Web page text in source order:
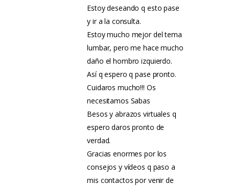
Estoy deseando q esto pase
y ir a la consulta.
Estoy mucho mejor del tema
lumbar, pero me hace mucho
daño el hombro izquierdo.
Así q espero q pase pronto.
Cuidaros mucho!!! Os
necesitamos Sabas
Besos y abrazos virtuales q
espero daros pronto de
verdad.
Gracias enormes por los
consejos y vídeos q paso a
mis contactos por venir de